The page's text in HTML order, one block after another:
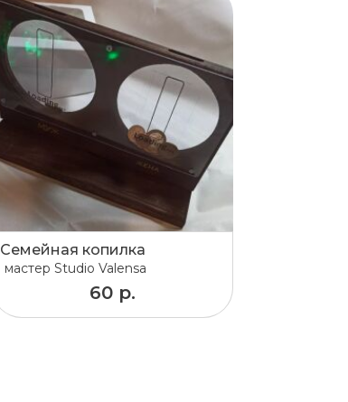
Семейная копилка
мастер Studio Valensa
60 р.